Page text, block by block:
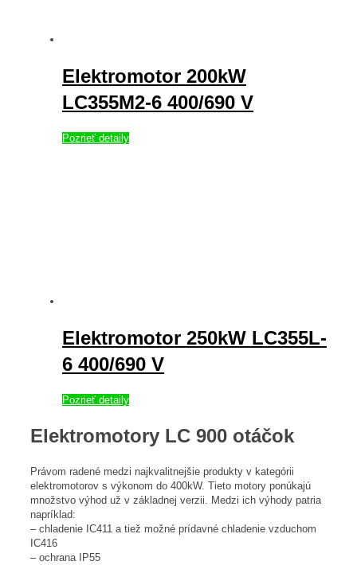
Elektromotor 200kW
LC355M2-6 400/690 V
Pozrieť detaily
Elektromotor 250kW LC355L-
6 400/690 V
Pozrieť detaily
Elektromotory LC 900 otáčok
Právom radené medzi najkvalitnejšie produkty v kategórii
elektromotorov s výkonom do 400kW. Tieto motory ponúkajú
množstvo výhod už v základnej verzii. Medzi ich výhody patria
napríklad:
– chladenie IC411 a tiež možné prídavné chladenie vzduchom
IC416
– ochrana IP55